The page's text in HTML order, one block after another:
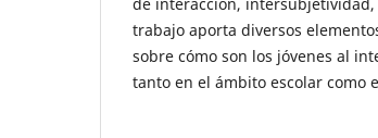
trabajo aporta diversos
sobre cómo son los jóvenes al
tanto en el ámbito escolar como